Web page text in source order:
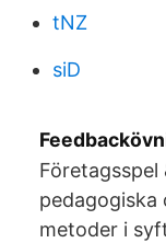
tNZ
siD
metoder i